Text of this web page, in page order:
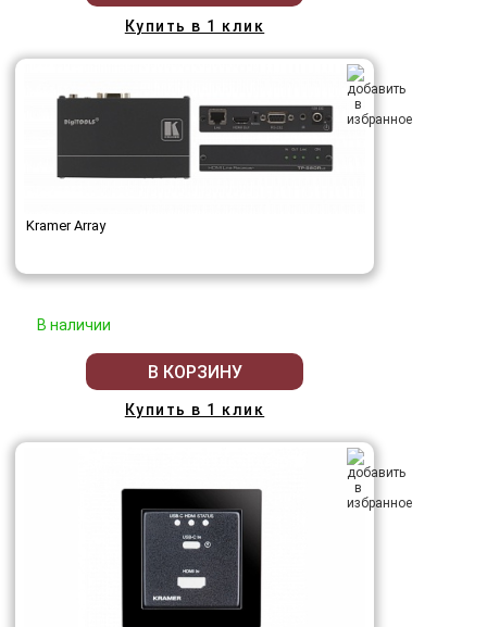
Купить в 1 клик
Kramer Array
В наличии
В КОРЗИНУ
Купить в 1 клик